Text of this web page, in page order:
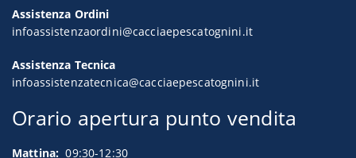
Assistenza Ordini
infoassistenzaordini@cacciaepescatognini.it
Assistenza Tecnica
infoassistenzatecnica@cacciaepescatognini.it
Orario apertura punto vendita
Mattina: 09:30-12:30